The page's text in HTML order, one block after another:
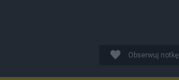
Obserwuj notkę